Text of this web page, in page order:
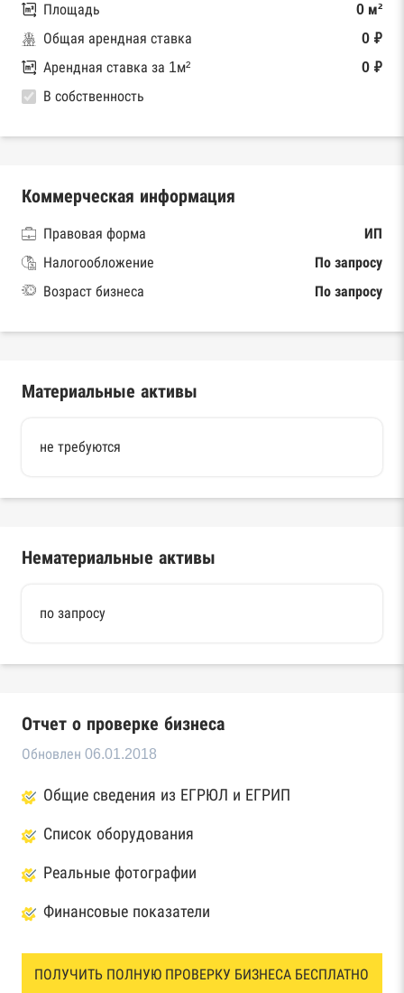
Площадь
0 м²
Общая арендная ставка
0 ₽
Арендная ставка за 1м²
0 ₽
В собственность
Коммерческая информация
Правовая форма
ИП
Налогообложение
По запросу
Возраст бизнеса
По запросу
Материальные активы
не требуются
Нематериальные активы
по запросу
Отчет о проверке бизнеса
Обновлен 06.01.2018
Общие сведения из ЕГРЮЛ и ЕГРИП
Список оборудования
Реальные фотографии
Финансовые показатели
ПОЛУЧИТЬ ПОЛНУЮ ПРОВЕРКУ БИЗНЕСА БЕСПЛАТНО